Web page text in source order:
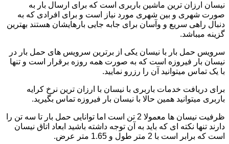
نیسان ارزان ترین ماشین باربری است که برای ارسال بار به
صورت شهری و بین شهری مورد نیاز است و برای افرادی که به
دنبال راهی سریع و وآسان برای جابه جایی بارهایشان هستند بهترین
گزینه میباشد.
سرویس حمل بار با نیسان یکی از برترین سرویس های حمل بار در
نیسان بار فیروزه است که به صورت همه روزه برقرار است و تنها
با یک تماس میتوانید آن را رزرو نمایید.
برای دریافت خدمات باربری با نیسان با ارزان ترین نرخ کرایه
باربری میتوانید همین حالا با نیسان بار فیروزه تماس بگیرید.
ظرفیت نیسان ها معمولا 2 تن است اما توانایی حمل بار تا سه تن را
دارند تنها نکته ای که باید به آن توجه داشته باشید ابعاد اتاق نیسان
است که برابر است با 2 متر طول و 1.65 متر عرض.